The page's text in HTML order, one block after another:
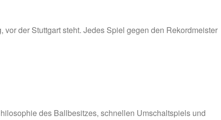
der Stuttgart steht. Jedes Spiel gegen den Rekordmeister
des Ballbesitzes, schnellen Umschaltspiels und